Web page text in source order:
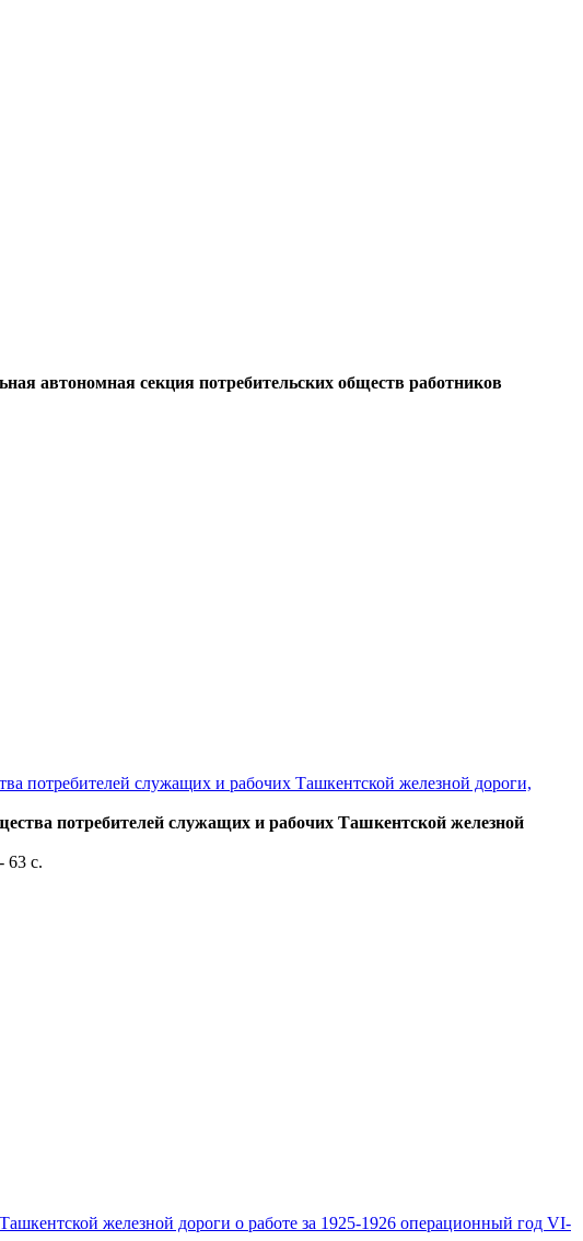
автономная секция потребительских обществ работников
потребителей служащих и рабочих Ташкентской железной дороги,
потребителей служащих и рабочих Ташкентской железной
63 с.
железной дороги о работе за 1925-1926 операционный год VI-